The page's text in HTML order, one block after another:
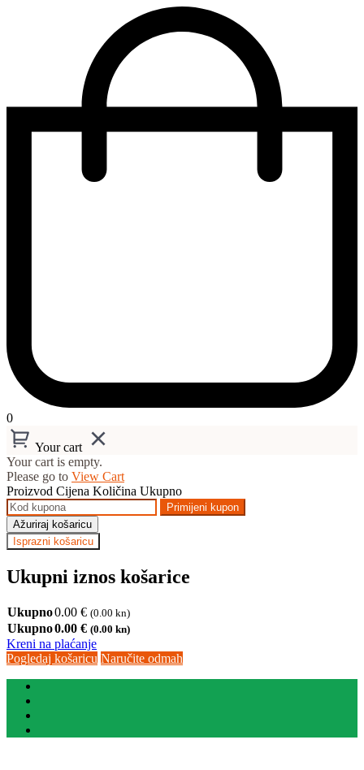
0
Your cart
Your cart is empty.
Please go to View Cart
Proizvod Cijena Količina Ukupno
Primijeni kupon
Ažuriraj košaricu
Isprazni košaricu
Ukupni iznos košarice
Ukupno0.00 € (0.00 kn)
Ukupno0.00 € (0.00 kn)
Kreni na plaćanje
Pogledaj košaricu Naručite odmah